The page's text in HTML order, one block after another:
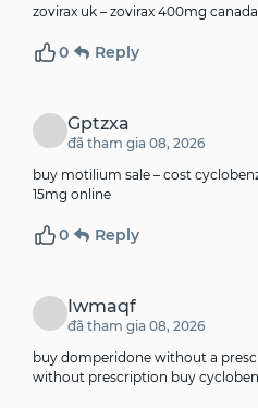
zovirax uk – zovirax 400mg canada
0 Reply
Gptzxa
đã tham gia 08, 2026
buy motilium sale – cost
15mg online
0 Reply
Iwmaqf
đã tham gia 08, 2026
buy domperidone without a
without prescription buy